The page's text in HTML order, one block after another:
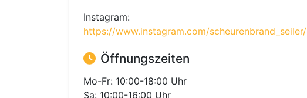
Instagram:
https://www.instagram.com/scheurenbrand_seiler/
Öffnungszeiten
Mo-Fr: 10:00-18:00 Uhr
Sa: 10:00-16:00 Uhr